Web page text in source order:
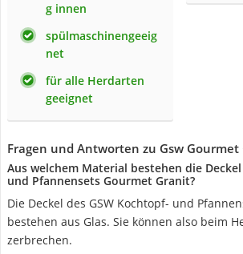
g innen
spülmaschinengeeig
net
für alle Herdarten
geeignet
Fragen und Antworten zu Gsw
Aus welchem Material bestehen die
und Pfannensets Gourmet Granit?
Die Deckel des GSW Kochtopf- und
bestehen aus Glas. Sie können also beim
zerbrechen.